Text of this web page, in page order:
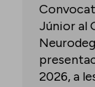
Júnior al
2026, a